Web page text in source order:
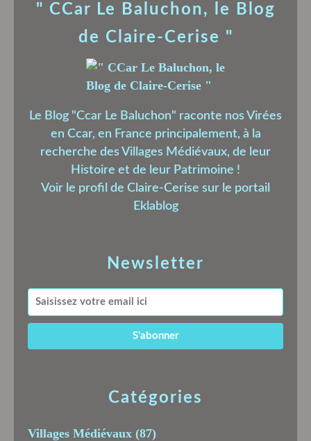
Newsletter
Catégories
Villages Médiévaux (87)
" CCar Le Baluchon, le Blog
de Claire-Cerise "
Le Blog "Ccar Le Baluchon" raconte nos Virées
en Ccar, en France principalement, à la
recherche des Villages Médiévaux, de leur
Histoire et de leur Patrimoine !
Voir le profil de Claire-Cerise sur le portail
Eklablog